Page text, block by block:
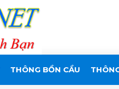
THÔNG BỒN CẦU